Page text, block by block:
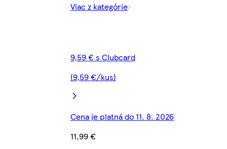
Viac z kategórie
9,59 € s Clubcard
(9,59 €/kus)
Cena je platná do 11. 8. 2026
11,99 €